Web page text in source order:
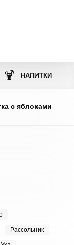
🍹 НАПИТКИ
с яблоками
Рассольник